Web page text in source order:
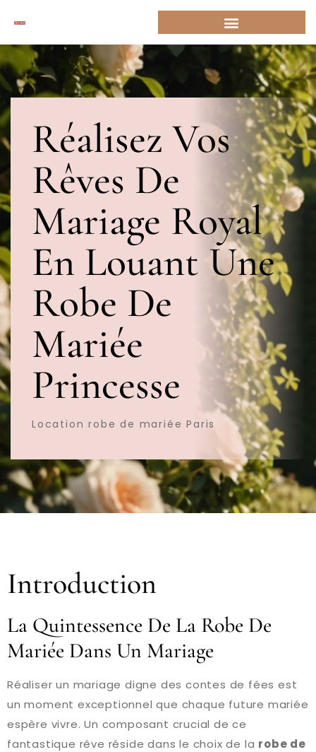
Réalisez Vos
Rêves De
Mariage Royal
En Louant Une
Robe De
Mariée
Princesse
Location robe de mariée Paris
Introduction
La Quintessence De La Robe De
Mariée Dans Un Mariage
Réaliser un mariage digne des contes de fées est
un moment exceptionnel que chaque future mariée
espère vivre. Un composant crucial de ce
fantastique rêve réside dans le choix de la robe de